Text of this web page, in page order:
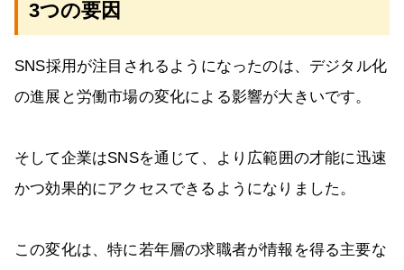
3つの要因
SNS採用が注目されるようになったのは、デジタル化
の進展と労働市場の変化による影響が大きいです。
そして企業はSNSを通じて、より広範囲の才能に迅速
かつ効果的にアクセスできるようになりました。
この変化は、特に若年層の求職者が情報を得る主要な